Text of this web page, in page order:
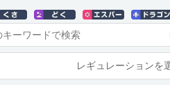
レギュレーションを